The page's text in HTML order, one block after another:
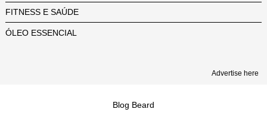
Advertise here
FITNESS E SAÚDE
ÓLEO ESSENCIAL
Blog Beard